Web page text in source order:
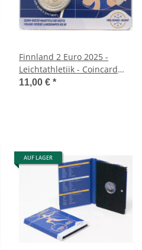
Finnland 2 Euro 2025 -
Leichtathletiik - Coincard
finnisch
11,00 € *
AUF LAGER